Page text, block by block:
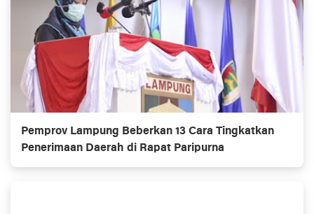
Pemprov Lampung Beberkan 13 Cara Tingkatkan
Penerimaan Daerah di Rapat Paripurna